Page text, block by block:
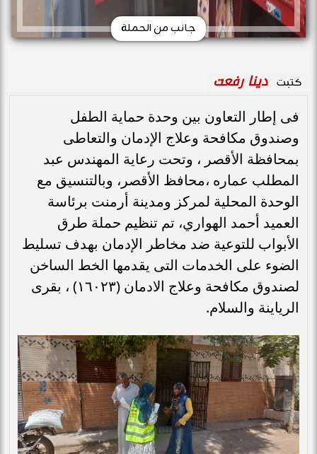
جانب من الحملة
كتبت دينا رفعت
فى إطار التعاون بين وحدة حماية الطفل
وصندوق مكافحة وعلاج الإدمان والتعاطى
بمحافظة الأقصر ، وتحت رعاية المهندس عبد
المطلب عماره ،محافظ الأقصر، وبالتنسيق مع
الوحدة المحلية لمركز ومدينة أرمنت برئاسة
العميد أحمد الهواري، تم تنظيم حملة طرق
الأبواب للتوعية ضد مخاطر الإدمان بهدف تسليط
الضوء على الخدمات التى يقدمها الخط الساخن
لصندوق مكافحة وعلاج الادمان (١٦٠٢٣) ، بقرى
الرياينة والسلام.